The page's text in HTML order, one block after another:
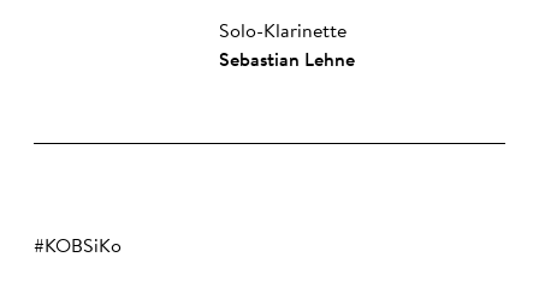
Solo-Klarinette
Sebastian Lehne
#KOBSiKo